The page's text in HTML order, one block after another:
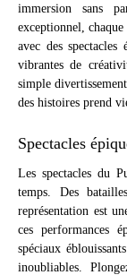
immersion sans
exceptionnel,
avec des spectacles
vibrantes de
simple
des histoires prend
Spectacles
Les spectacles du
temps. Des
représentation est
ces performances
spéciaux
inoubliables.